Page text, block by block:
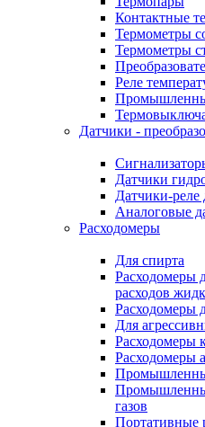
Контактные
Термометры
Термометры
Реле
Датчики -
Датчики
Датчики-реле
Аналоговые
Расходомеры
Для спирта
Расходомеры
расходов
Расходомеры
Для
Расходомеры
Расходомеры
газов
Портативные